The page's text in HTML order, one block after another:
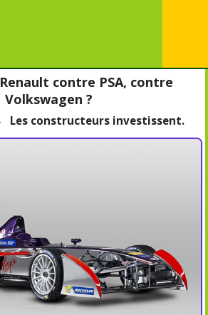
contre PSA, contre
Volkswagen ?
Les constructeurs investissent.